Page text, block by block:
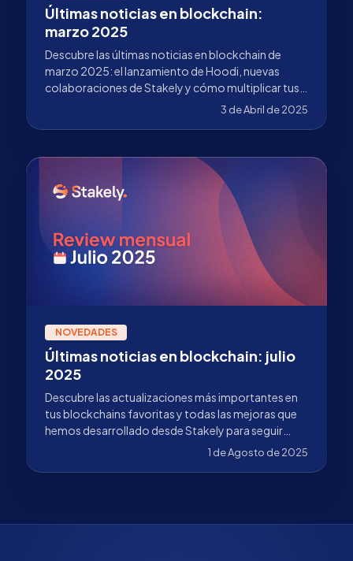
Últimas noticias en blockchain:
marzo 2025
Descubre las últimas noticias en blockchain de
marzo 2025: el lanzamiento de Hoodi, nuevas
colaboraciones de Stakely y cómo multiplicar tus
3 de Abril de 2025
NOVEDADES
Últimas noticias en blockchain: julio
2025
Descubre las actualizaciones más importantes en
tus blockchains favoritas y todas las mejoras que
hemos desarrollado desde Stakely para seguir
1 de Agosto de 2025